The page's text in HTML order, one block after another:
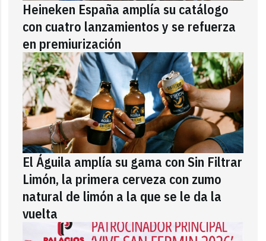
Heineken España amplía su catálogo
con cuatro lanzamientos y se refuerza
en premiurización
El Águila amplía su gama con Sin Filtrar
Limón, la primera cerveza con zumo
natural de limón a la que se le da la
vuelta